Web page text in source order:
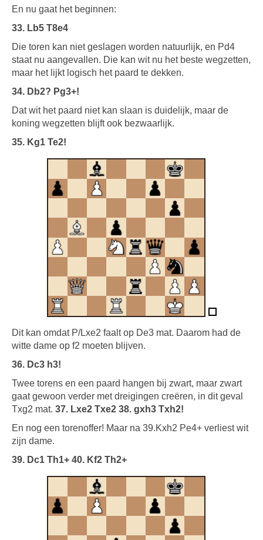
En nu gaat het beginnen:
33. Lb5 T8e4
Die toren kan niet geslagen worden natuurlijk, en Pd4
staat nu aangevallen. Die kan wit nu het beste wegzetten,
maar het lijkt logisch het paard te dekken.
34. Db2? Pg3+!
Dat wit het paard niet kan slaan is duidelijk, maar de
koning wegzetten blijft ook bezwaarlijk.
35. Kg1 Te2!
Dit kan omdat P/Lxe2 faalt op De3 mat. Daarom had de
witte dame op f2 moeten blijven.
36. Dc3 h3!
Twee torens en een paard hangen bij zwart, maar zwart
gaat gewoon verder met dreigingen creëren, in dit geval
Txg2 mat. 37. Lxe2 Txe2 38. gxh3 Txh2!
En nog een torenoffer! Maar na 39.Kxh2 Pe4+ verliest wit
zijn dame.
39. Dc1 Th1+ 40. Kf2 Th2+